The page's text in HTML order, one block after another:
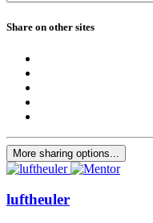
Share on other sites
More sharing options...
luftheuler